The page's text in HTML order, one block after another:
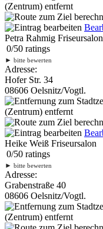
(Zentrum) entfernt
Petra Rahmig Friseursalon
0/50 ratings
► bitte bewerten
Adresse:
Hofer Str. 34
08606 Oelsnitz/Vogtl.
(Zentrum) entfernt
Heike Weiß Friseursalon
0/50 ratings
► bitte bewerten
Adresse:
Grabenstraße 40
08606 Oelsnitz/Vogtl.
(Zentrum) entfernt